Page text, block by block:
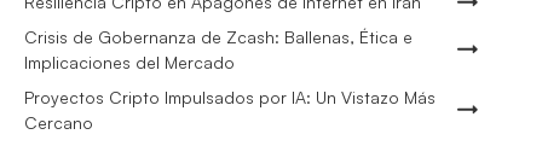
Crisis de Gobernanza de Zcash: Ballenas, Ética e
Implicaciones del Mercado
Proyectos Cripto Impulsados por IA: Un Vistazo Más
Cercano